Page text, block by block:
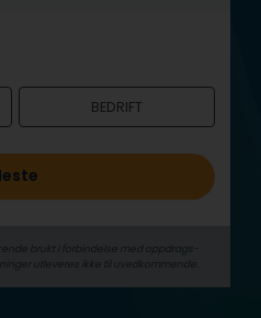
BEDRIFT
brukt i forbindelse med oppdrags­
utleveres ikke til uvedkommende.